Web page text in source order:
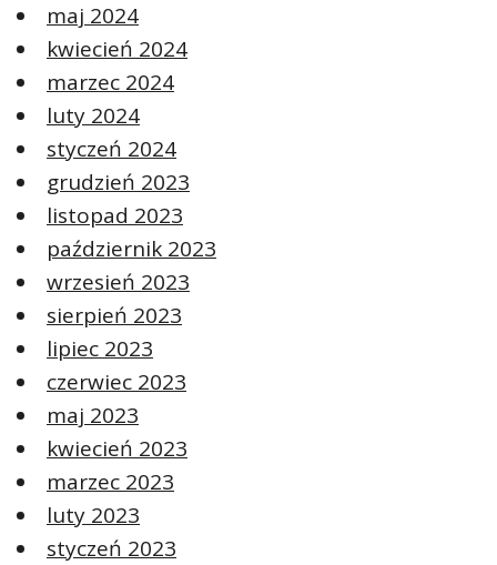
maj 2024
kwiecień 2024
marzec 2024
luty 2024
styczeń 2024
grudzień 2023
listopad 2023
październik 2023
wrzesień 2023
sierpień 2023
lipiec 2023
czerwiec 2023
maj 2023
kwiecień 2023
marzec 2023
luty 2023
styczeń 2023